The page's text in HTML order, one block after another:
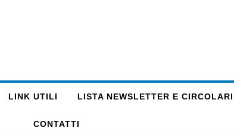
LINK UTILI LISTA NEWSLETTER E
CONTATTI